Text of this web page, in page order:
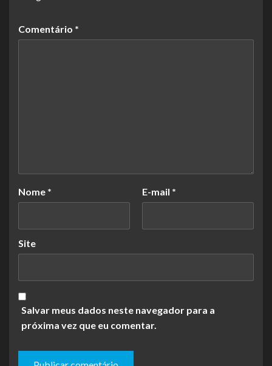
Comentário *
Nome * E-mail *
Site
Salvar meus dados neste navegador para a
próxima vez que eu comentar.